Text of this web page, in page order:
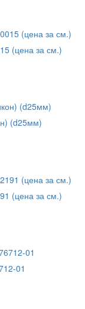
(цена за см.)
(d25мм)
(цена за см.)
01